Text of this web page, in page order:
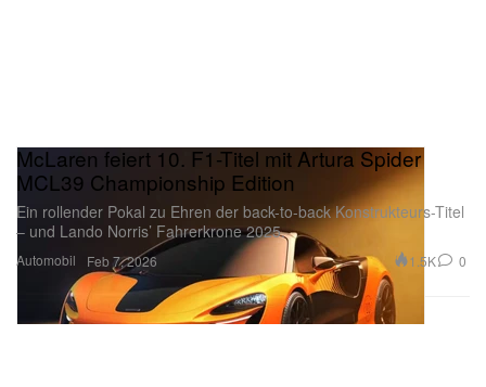
Automobil
McLaren feiert 10. F1-Titel mit Artura Spider
MCL39 Championship Edition
Ein rollender Pokal zu Ehren der back-to-back Konstrukteurs-Titel
– und Lando Norris’ Fahrerkrone 2025.
Feb 7, 2026 1.5K 0